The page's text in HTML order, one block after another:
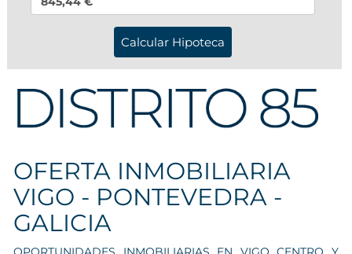
OFERTA INMOBILIARIA
VIGO - PONTEVEDRA -
GALICIA